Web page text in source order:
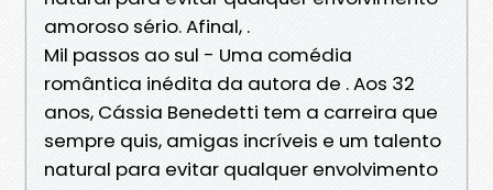
amoroso sério. Afinal, .
Mil passos ao sul - Uma comédia
romântica inédita da autora de . Aos 32
anos, Cássia Benedetti tem a carreira que
sempre quis, amigas incríveis e um talento
natural para evitar qualquer envolvimento